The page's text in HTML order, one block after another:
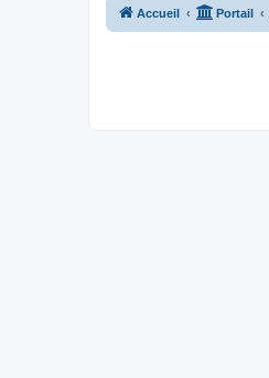
Accueil Portail